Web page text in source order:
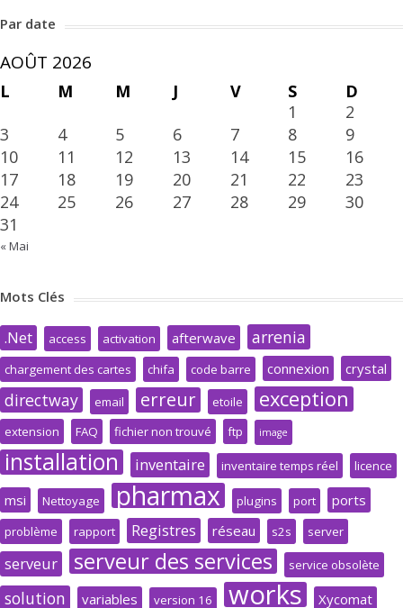
Par date
AOÛT 2026
L M M J V S
D
1
2
3
4 5 6 7 8
9
10
11 12 13 14 15
16
17
18 19 20 21 22
23
24
25 26 27 28 29
30
31
« Mai
Mots Clés
.Net access activation afterwave arrenia
chargement des cartes chifa code barre connexion crystal
directway email erreur etoile exception
extension FAQ fichier non trouvé ftp image
installation inventaire inventaire temps réel licence
msi Nettoyage pharmax plugins port ports
problème rapport Registres réseau s2s server
serveur serveur des services service obsolète
solution variables version 16 works Xycomat